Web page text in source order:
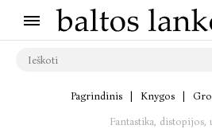
Pagrindinis Knygos
Fantastika, distopijos,